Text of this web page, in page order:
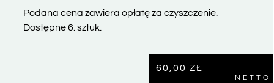
Podana cena zawiera opłatę za czyszczenie.
Dostępne 6. sztuk.
60,00 ZŁ
NETTO